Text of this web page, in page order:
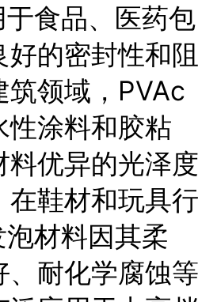
于食品、医药包
好的密封性和阻
筑领域，PVAc
性涂料和胶粘
料优异的光泽度
在鞋材和玩具行
材料因其柔
、耐化学腐蚀等